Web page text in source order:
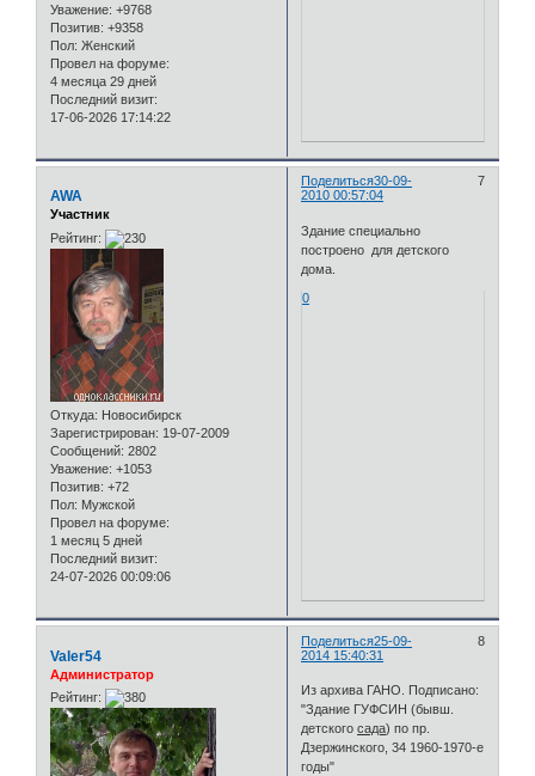
Уважение: +9768
Позитив: +9358
Пол: Женский
Провел на форуме:
4 месяца 29 дней
Последний визит:
17-06-2026 17:14:22
Поделиться 7
30-09-
2010 00:57:04
AWA
Участник
Рейтинг:
Откуда: Новосибирск
Зарегистрирован: 19-07-2009
Сообщений: 2802
Уважение: +1053
Позитив: +72
Пол: Мужской
Провел на форуме:
1 месяц 5 дней
Последний визит:
24-07-2026 00:09:06
Здание специально
построено для детского
дома.
0
Поделиться 8
25-09-
2014 15:40:31
Valer54
Администратор
Рейтинг:
Из архива ГАНО. Подписано:
"Здание ГУФСИН (бывш.
детскогосада) по пр.
Дзержинского, 34 1960-1970-е
годы"